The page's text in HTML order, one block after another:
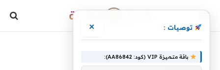
توصيات : ×
باقة متميزة VIP (كود: AA86842):